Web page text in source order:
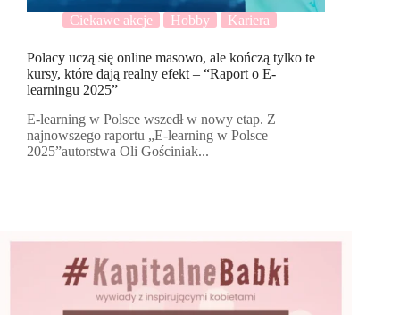
Ciekawe akcje Hobby Kariera
Polacy uczą się online masowo, ale kończą tylko te
kursy, które dają realny efekt – “Raport o E-
learningu 2025”
E-learning w Polsce wszedł w nowy etap. Z
najnowszego raportu „E-learning w Polsce
2025”autorstwa Oli Gościniak...